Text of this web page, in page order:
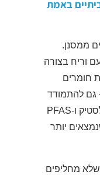
באמת
ממסנן.
וריח בצורה
חומרים
גם להתמודד
עם מזהמים כמו עופרת, מיקרו-פלסטיק ו-PFAS
יותר
מחליפים